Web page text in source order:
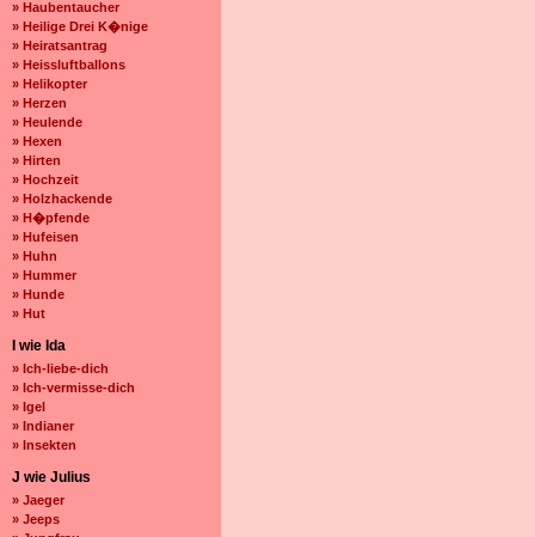
» Haubentaucher
» Heilige Drei K�nige
» Heiratsantrag
» Heissluftballons
» Helikopter
» Herzen
» Heulende
» Hexen
» Hirten
» Hochzeit
» Holzhackende
» H�pfende
» Hufeisen
» Huhn
» Hummer
» Hunde
» Hut
I wie Ida
» Ich-liebe-dich
» Ich-vermisse-dich
» Igel
» Indianer
» Insekten
J wie Julius
» Jaeger
» Jeeps